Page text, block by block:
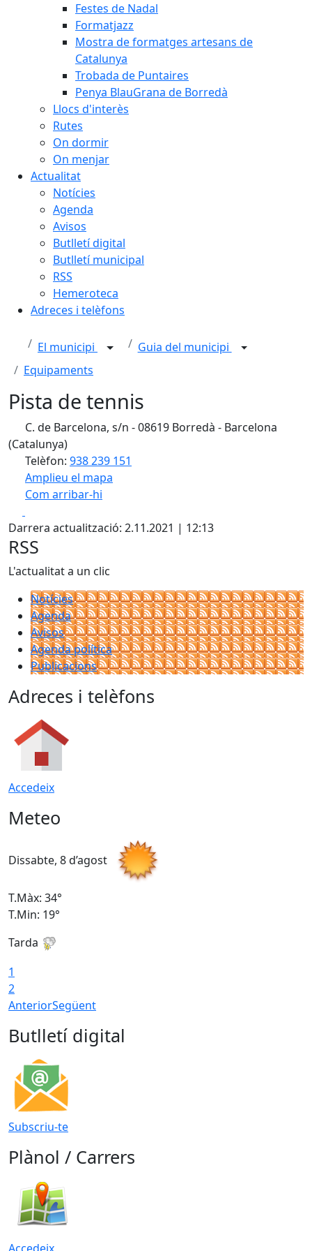
Festes de Nadal
Formatjazz
Mostra de formatges artesans de
Catalunya
Trobada de Puntaires
Penya BlauGrana de Borredà
Llocs d'interès
Rutes
On dormir
On menjar
Actualitat
Notícies
Agenda
Avisos
Butlletí digital
Butlletí municipal
RSS
Hemeroteca
Adreces i telèfons
El municipi
Guia del municipi
Equipaments
Pista de tennis
C. de Barcelona, s/n - 08619 Borredà - Barcelona
(Catalunya)
Telèfon: 938 239 151
Amplieu el mapa
Com arribar-hi
+
−
Darrera actualització: 2.11.2021 | 12:13
RSS
L'actualitat a un clic
Notícies
Agenda
Avisos
Agenda política
Publicacions
Adreces i telèfons
Accedeix
Meteo
Dissabte, 8 d’agost
T.Màx: 34°
T.Min: 19°
Tarda
1
2
AnteriorSegüent
Butlletí digital
Subscriu-te
Plànol / Carrers